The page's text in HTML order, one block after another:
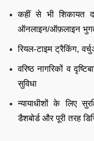
कहीं से भी शिकायत
ऑनलाइन/ऑफ़लाइन
रियल-टाइम ट्रैकिंग,
वरिष्ठ नागरिकों व
सुविधा
न्यायाधीशों के लिए
डैशबोर्ड और पूरी तरह